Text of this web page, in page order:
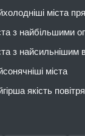
міста
з найбільшими
з найсильнішим
міста
якість